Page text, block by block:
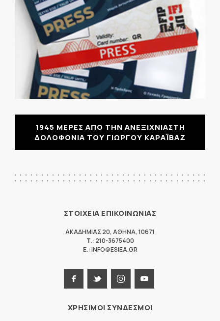
1945 ΜΕΡΕΣ ΑΠΟ ΤΗΝ ΑΝΕΞΙΧΝΙΑΣΤΗ
ΔΟΛΟΦΟΝΙΑ ΤΟΥ ΓΙΩΡΓΟΥ ΚΑΡΑΪΒΑΖ
ΣΤΟΙΧΕΙΑ ΕΠΙΚΟΙΝΩΝΙΑΣ
ΑΚΑΔΗΜΙΑΣ 20, ΑΘΗΝΑ, 10671
T.: 210-3675400
E.:INFO@ESIEA.GR
ΧΡΗΣΙΜΟΙ ΣΥΝΔΕΣΜΟΙ